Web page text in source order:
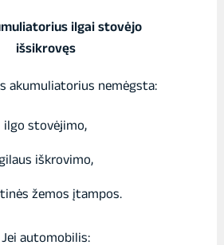
ilgai stovėjo
išsikrovęs
akumuliatorius nemėgsta:
ilgo stovėjimo,
iškrovimo,
žemos įtampos.
Jei automobilis: